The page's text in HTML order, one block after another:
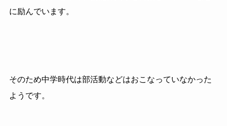
に励んでいます。
そのため中学時代は部活動などはおこなっていなかった
ようです。